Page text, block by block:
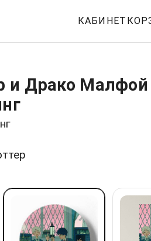
КАБИНЕТ
и Драко